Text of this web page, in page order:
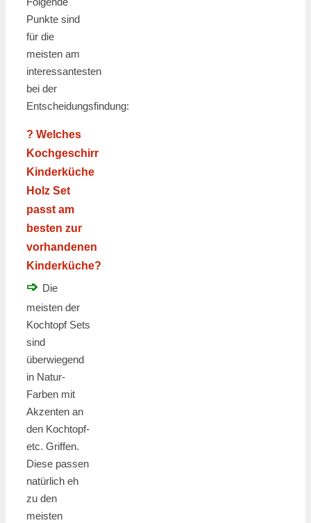
Punkte sind
für die
meisten am
interessantesten
bei der
Entscheidungsfindung:
? Welches
Kochgeschirr
Kinderküche
Holz Set
passt am
besten zur
vorhandenen
Kinderküche?
➩ Die
meisten der
Kochtopf Sets
sind
überwiegend
in Natur-
Farben mit
Akzenten an
den Kochtopf-
etc. Griffen.
Diese passen
natürlich eh
zu den
meisten